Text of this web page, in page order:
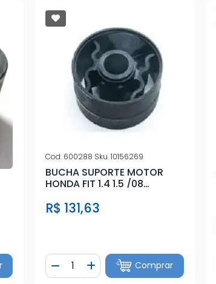
Cod. 600288 Sku.10156269
BUCHA SUPORTE MOTOR
HONDA FIT 1.4 1.5 /08
R$ 131,63
Diminuir Quantidade
Quantidade
Adicionar Quantidade
Comprar